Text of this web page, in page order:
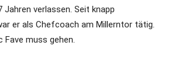
verlassen. Seit knapp
er als Chefcoach am Millerntor tätig.
Fave muss gehen.